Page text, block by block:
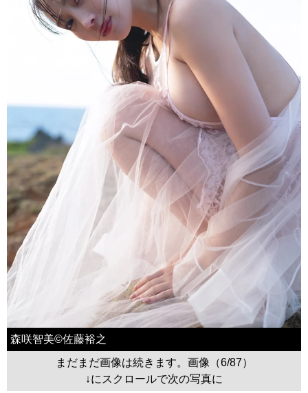
森咲智美©佐藤裕之
まだまだ画像は続きます。画像（6/87）
↓にスクロールで次の写真に